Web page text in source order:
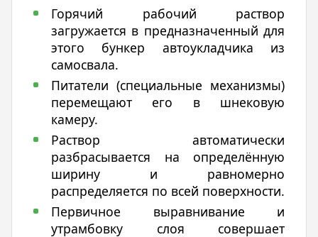
Горячий рабочий раствор
загружается в предназначенный для
этого бункер автоукладчика из
самосвала.
Питатели (специальные механизмы)
перемещают его в шнековую
камеру.
Раствор автоматически
разбрасывается на определённую
ширину и равномерно
распределяется по всей поверхности.
Первичное выравнивание и
утрамбовку слоя совершает